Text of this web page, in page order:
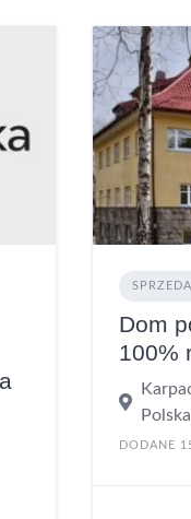
Dom
100%
Polska
DODANE